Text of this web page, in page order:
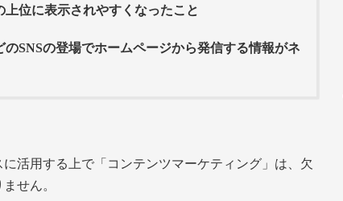
位に表示されやすくなったこと
のSNSの登場でホームページから発信する情報がネ
活用する上で「コンテンツマーケティング」は、欠
せん。